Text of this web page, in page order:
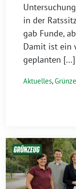
in der
gab Funde,
Damit ist ein
geplanten […]
Aktuelles,